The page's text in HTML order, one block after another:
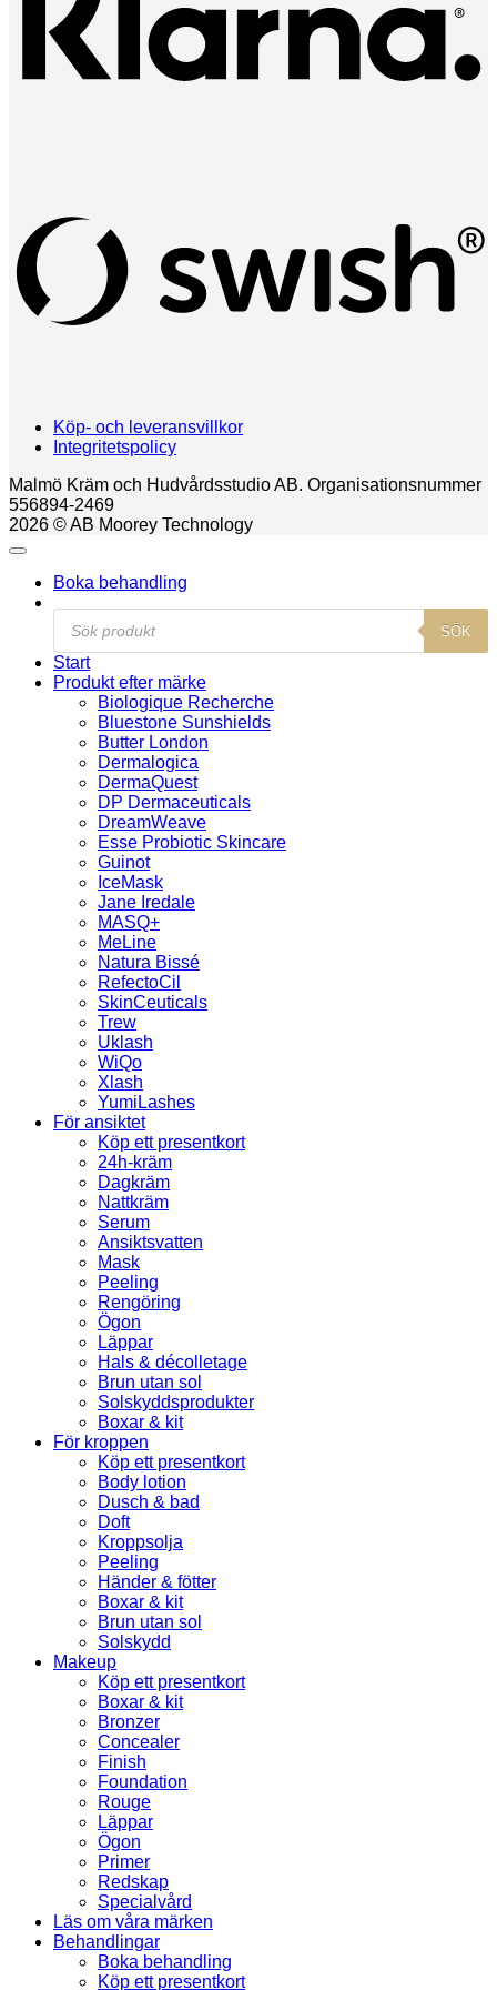
Köp- och leveransvillkor
Integritetspolicy
Malmö Kräm och Hudvårdsstudio AB. Organisationsnummer
556894-2469
2026 © AB Moorey Technology
Boka behandling
Products
search
SÖK
Start
Produkt efter märke
Biologique Recherche
Bluestone Sunshields
Butter London
Dermalogica
DermaQuest
DP Dermaceuticals
DreamWeave
Esse Probiotic Skincare
Guinot
IceMask
Jane Iredale
MASQ+
MeLine
Natura Bissé
RefectoCil
SkinCeuticals
Trew
Uklash
WiQo
Xlash
YumiLashes
För ansiktet
Köp ett presentkort
24h-kräm
Dagkräm
Nattkräm
Serum
Ansiktsvatten
Mask
Peeling
Rengöring
Ögon
Läppar
Hals & décolletage
Brun utan sol
Solskyddsprodukter
Boxar & kit
För kroppen
Köp ett presentkort
Body lotion
Dusch & bad
Doft
Kroppsolja
Peeling
Händer & fötter
Boxar & kit
Brun utan sol
Solskydd
Makeup
Köp ett presentkort
Boxar & kit
Bronzer
Concealer
Finish
Foundation
Rouge
Läppar
Ögon
Primer
Redskap
Specialvård
Läs om våra märken
Behandlingar
Boka behandling
Köp ett presentkort